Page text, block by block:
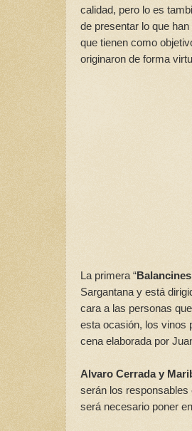
calidad, pero lo es
de presentar lo que
que tienen como
originaron de forma
La primera “
Sargantana y está
cara a las personas
esta ocasión, los vinos
cena elaborada por
Alvaro Cerrada y
serán los responsables
será necesario poner